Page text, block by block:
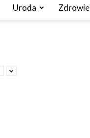
Uroda Zdrowie